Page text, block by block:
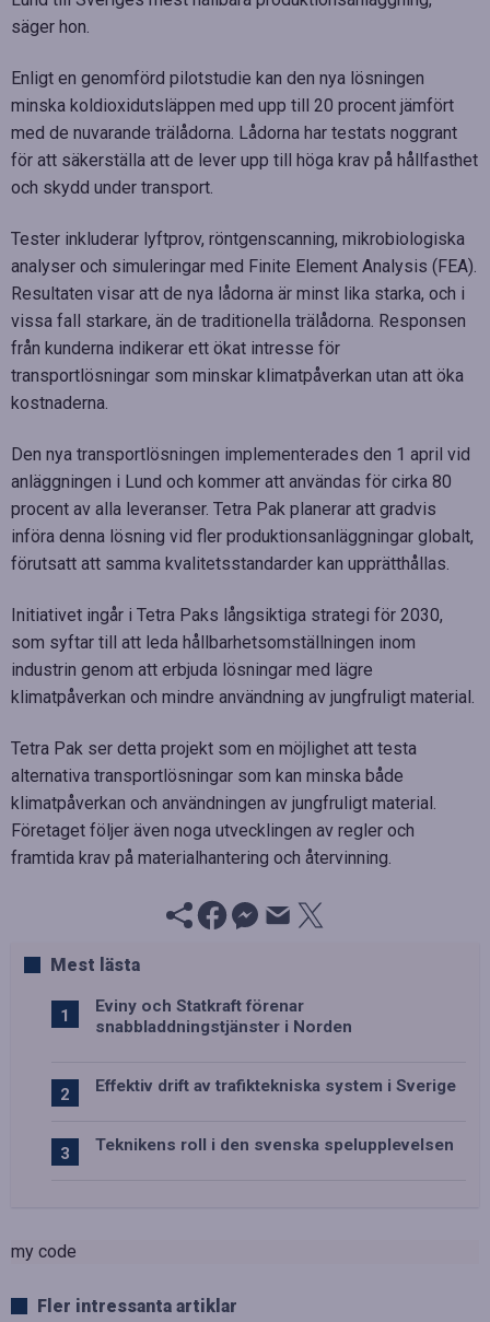
säger hon.
Enligt en genomförd pilotstudie kan den nya lösningen
minska koldioxidutsläppen med upp till 20 procent jämfört
med de nuvarande trälådorna. Lådorna har testats noggrant
för att säkerställa att de lever upp till höga krav på hållfasthet
och skydd under transport.
Tester inkluderar lyftprov, röntgenscanning, mikrobiologiska
analyser och simuleringar med Finite Element Analysis (FEA).
Resultaten visar att de nya lådorna är minst lika starka, och i
vissa fall starkare, än de traditionella trälådorna. Responsen
från kunderna indikerar ett ökat intresse för
transportlösningar som minskar klimatpåverkan utan att öka
kostnaderna.
Den nya transportlösningen implementerades den 1 april vid
anläggningen i Lund och kommer att användas för cirka 80
procent av alla leveranser. Tetra Pak planerar att gradvis
införa denna lösning vid fler produktionsanläggningar globalt,
förutsatt att samma kvalitetsstandarder kan upprätthållas.
Initiativet ingår i Tetra Paks långsiktiga strategi för 2030,
som syftar till att leda hållbarhetsomställningen inom
industrin genom att erbjuda lösningar med lägre
klimatpåverkan och mindre användning av jungfruligt material.
Tetra Pak ser detta projekt som en möjlighet att testa
alternativa transportlösningar som kan minska både
klimatpåverkan och användningen av jungfruligt material.
Företaget följer även noga utvecklingen av regler och
framtida krav på materialhantering och återvinning.
Mest lästa
Eviny och Statkraft förenar
snabbladdningstjänster i Norden
Effektiv drift av trafiktekniska system i Sverige
Teknikens roll i den svenska spelupplevelsen
my code
Fler intressanta artiklar